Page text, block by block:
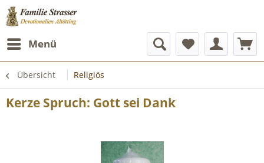
Menü
Übersicht Religiös
Kerze Spruch: Gott sei Dank